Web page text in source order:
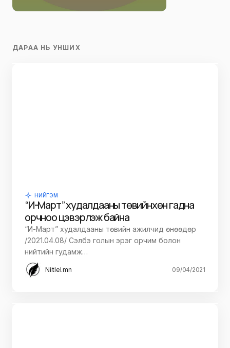
ДАРАА НЬ УНШИХ
НИЙГЭМ
“И-Март” худалдааны төвийнхөн гадна
орчноо цэвэрлэж байна
“И-Март” худалдааны төвийн ажилчид өнөөдөр
/2021.04.08/ Сэлбэ голын эрэг орчим болон
нийтийн гудамж…
Niitlel.mn 09/04/2021